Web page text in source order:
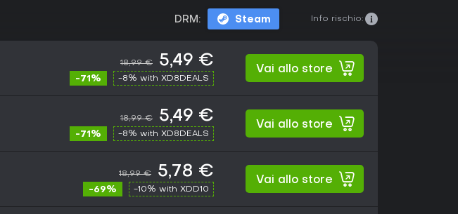
DRM: Steam Info rischio:
18,99 € 5,49 €
-71% -8% with XD8DEALS
Vai allo store
18,99 € 5,49 €
-71% -8% with XD8DEALS
Vai allo store
18,99 € 5,78 €
-69% -10% with XDD10
Vai allo store